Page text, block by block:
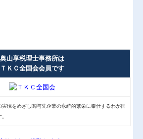
奥山享税理士事務所は
ＴＫＣ全国会会員です
実現をめざし関与先企業の永続的繁栄に奉仕するわが国